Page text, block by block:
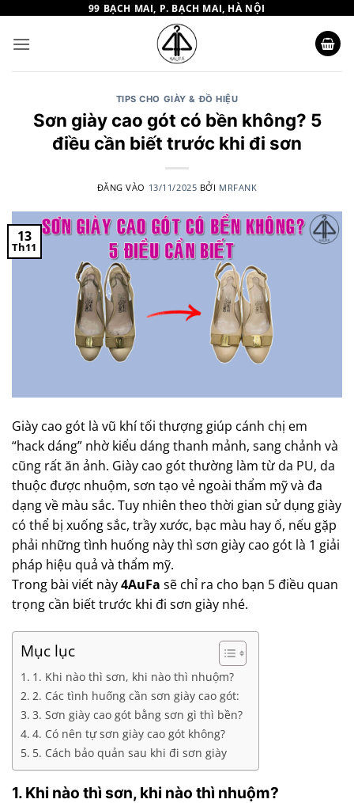
nội
dung
99 BẠCH MAI, P. BẠCH MAI, HÀ NỘI
TIPS CHO GIÀY & ĐỒ HIỆU
Sơn giày cao gót có bền không? 5
điều cần biết trước khi đi sơn
ĐĂNG VÀO 13/11/2025 BỞI MRFANK
13
Th11
Giày cao gót là vũ khí tối thượng giúp cánh chị em
“hack dáng” nhờ kiểu dáng thanh mảnh, sang chảnh và
cũng rất ăn ảnh. Giày cao gót thường làm từ da PU, da
thuộc được nhuộm, sơn tạo vẻ ngoài thẩm mỹ và đa
dạng về màu sắc. Tuy nhiên theo thời gian sử dụng giày
có thể bị xuống sắc, trầy xước, bạc màu hay ố, nếu gặp
phải những tình huống này thì sơn giày cao gót là 1 giải
pháp hiệu quả và thẩm mỹ.
Trong bài viết này4AuFa sẽ chỉ ra cho bạn 5 điều quan
trọng cần biết trước khi đi sơn giày nhé.
Mục lục
1. Khi nào thì sơn, khi nào thì nhuộm?
2. Các tình huống cần sơn giày cao gót:
3. Sơn giày cao gót bằng sơn gì thì bền?
4. Có nên tự sơn giày cao gót không?
5. Cách bảo quản sau khi đi sơn giày
1. Khi nào thì sơn, khi nào thì nhuộm?